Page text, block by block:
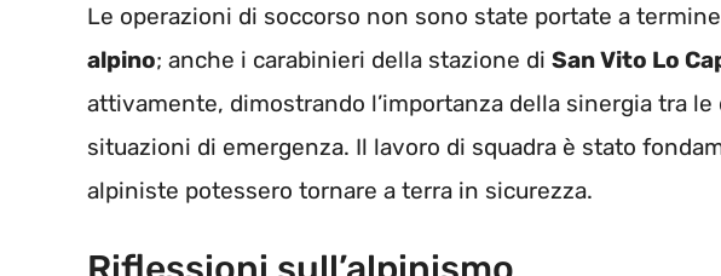
Le operazioni di soccorso non sono state portate a
alpino; anche i carabinieri della stazione di San Vito Lo
attivamente, dimostrando l’importanza della sinergia tra
situazioni di emergenza. Il lavoro di squadra è stato
alpiniste potessero tornare a terra in sicurezza.